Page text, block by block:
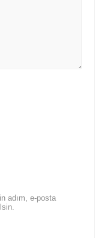
adım, e-posta